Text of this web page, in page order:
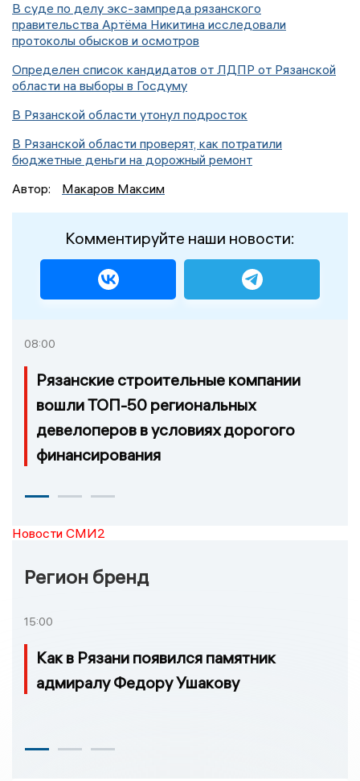
В суде по делу экс-зампреда рязанского
правительства Артёма Никитина исследовали
протоколы обысков и осмотров
Определен список кандидатов от ЛДПР от Рязанской
области на выборы в Госдуму
В Рязанской области утонул подросток
В Рязанской области проверят, как потратили
бюджетные деньги на дорожный ремонт
Автор:
Макаров Максим
Комментируйте наши новости:
08:00
Рязанские строительные компании
вошли ТОП-50 региональных
девелоперов в условиях дорогого
финансирования
Новости СМИ2
Регион бренд
15:00
Как в Рязани появился памятник
адмиралу Федору Ушакову